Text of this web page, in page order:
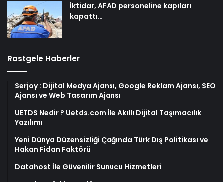
İktidar, AFAD personeline kapıları
kapattı…
Rastgele Haberler
Serjoy : Dijital Medya Ajansı, Google Reklam Ajansı, SEO
Ajansı ve Web Tasarım Ajansı
UETDS Nedir ? Uetds.com İle Akıllı Dijital Taşımacılık
Yazılımı
Yeni Dünya Düzensizliği Çağında Türk Dış Politikası ve
Hakan Fidan Faktörü
Datahost İle Güvenilir Sunucu Hizmetleri